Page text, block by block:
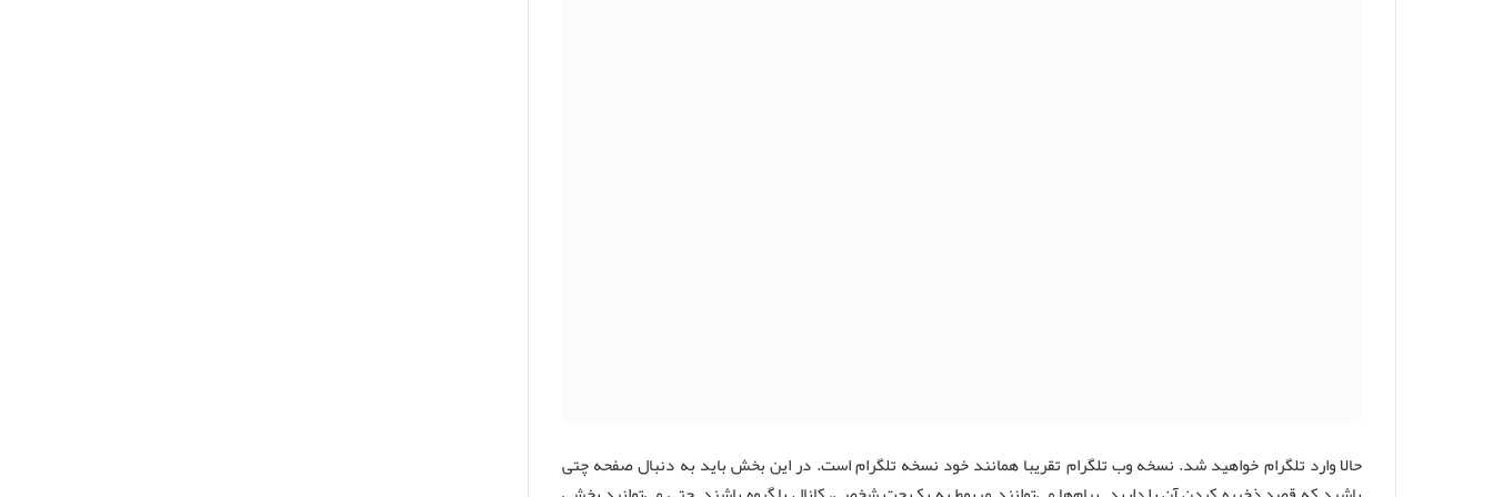
حالا وارد تلگرام خواهید شد. نسخه وب تلگرام تقریبا همانند خود نسخه تلگرام است. در این بخش باید به دنبال صفحه چتی